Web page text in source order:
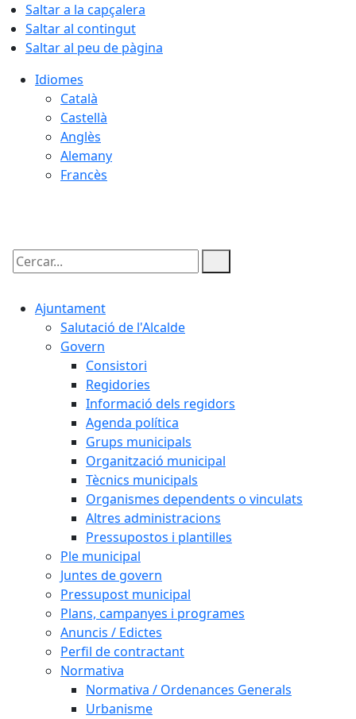
Saltar a la capçalera
Saltar al contingut
Saltar al peu de pàgina
Idiomes
Català
Castellà
Anglès
Alemany
Francès
Cercar:
Ajuntament
Salutació de l'Alcalde
Govern
Consistori
Regidories
Informació dels regidors
Agenda política
Grups municipals
Organització municipal
Tècnics municipals
Organismes dependents o vinculats
Altres administracions
Pressupostos i plantilles
Ple municipal
Juntes de govern
Pressupost municipal
Plans, campanyes i programes
Anuncis / Edictes
Perfil de contractant
Normativa
Normativa / Ordenances Generals
Urbanisme